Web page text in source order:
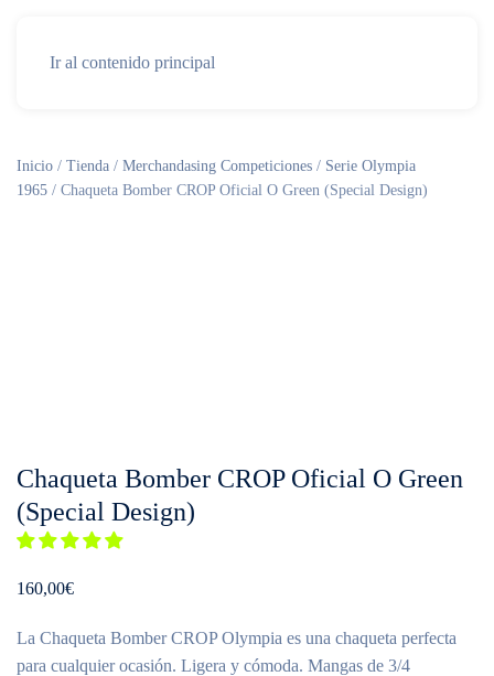
Ir al contenido principal
Inicio / Tienda / Merchandasing Competiciones / Serie Olympia
1965 / Chaqueta Bomber CROP Oficial O Green (Special Design)
Chaqueta Bomber CROP Oficial O Green
(Special Design)
160,00€
La Chaqueta Bomber CROP Olympia es una chaqueta perfecta
para cualquier ocasión. Ligera y cómoda. Mangas de 3/4